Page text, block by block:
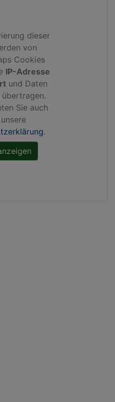
dieser
von
Cookies
IP-Adresse
und Daten
Sie auch
.